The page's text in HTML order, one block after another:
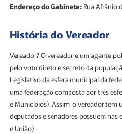
Endereço do Gabinete: Rua Afrânio
História do Vereador
Vereador? O vereador é um agente
pelo voto direto e secreto da
Legislativo da esfera municipal da
uma federação composta por três
e Municípios). Assim, o vereador tem
deputados e senadores possuem nas
e União).